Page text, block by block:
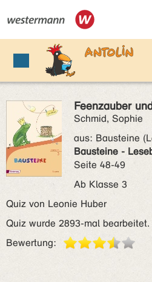
Feenzauber
Schmid, Sophie
aus: Bausteine
Bausteine -
Seite 48-49
Ab Klasse 3
Quiz von Leonie Huber
Quiz wurde 2893-mal bearbeitet.
Bewertung: